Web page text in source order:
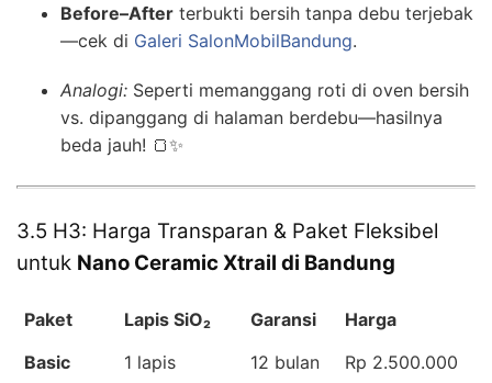
Before–After terbukti bersih tanpa debu terjebak
—cek di Galeri SalonMobilBandung.
Analogi: Seperti memanggang roti di oven bersih
vs. dipanggang di halaman berdebu—hasilnya
beda jauh! 🍞✨
3.5 H3: Harga Transparan & Paket Fleksibel
untuk Nano Ceramic Xtrail di Bandung
Paket Lapis SiO₂ Garansi
Harga
Basic
1 lapis 12 bulan
Rp 2.500.000